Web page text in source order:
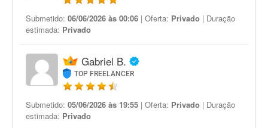
Submetido: 06/06/2026 às 00:06 | Oferta: Privado | Duração
estimada: Privado
Gabriel B.
TOP FREELANCER
Submetido: 05/06/2026 às 19:55 | Oferta: Privado | Duração
estimada: Privado